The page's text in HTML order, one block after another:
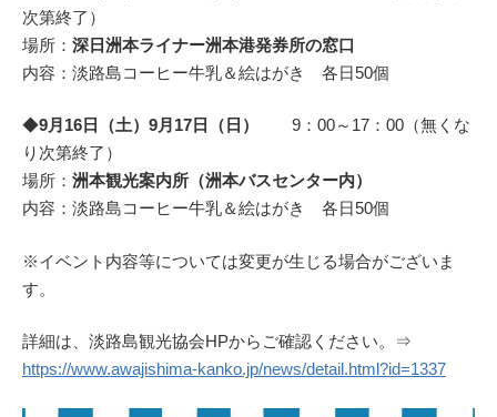
次第終了）
場所： 深日洲本ライナー洲本港発券所の窓口
内容：淡路島コーヒー牛乳＆絵はがき 各日50個
◆9月16日（土）9月17日（日）
9：00～17：00（無くな
り次第終了）
場所： 洲本観光案内所（洲本バスセンター内）
内容：淡路島コーヒー牛乳＆絵はがき 各日50個
※イベント内容等については変更が生じる場合がございま
す。
詳細は、淡路島観光協会HPからご確認ください。⇒
https://www.awajishima-kanko.jp/news/detail.html?id=1337